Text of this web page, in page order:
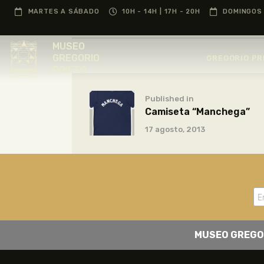
MARTES A SÁBADO 10H - 14H | 17H - 20H
MUSEO
Published in
Camiseta “Manchega”
17 agosto, 2013
MUSEO